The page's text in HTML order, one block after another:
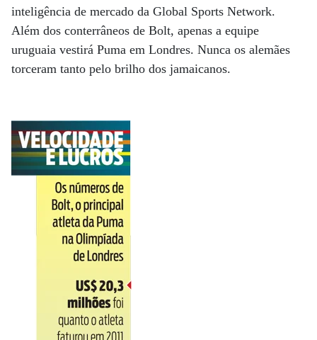
inteligência de mercado da Global Sports Network.
Além dos conterrâneos de Bolt, apenas a equipe
uruguaia vestirá Puma em Londres. Nunca os alemães
torceram tanto pelo brilho dos jamaicanos.